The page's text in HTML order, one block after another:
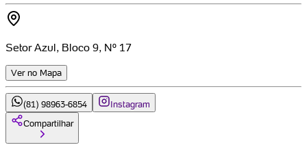
Setor Azul, Bloco 9, Nº 17
Ver no Mapa
(81) 98963-6854
Instagram
Compartilhar